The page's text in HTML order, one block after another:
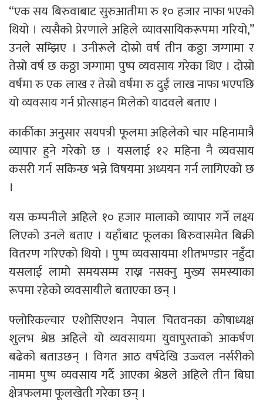
“एक सय बिरुवाबाट सुरुआतीमा रु १० हजार नाफा भएको
थियो । त्यसैको प्रेरणाले अहिले व्यावसायिकरूपमा गरियो,”
उनले सम्झिए । उनीरूले दोस्रो वर्ष तीन कठ्ठा जग्गामा र
तेस्रो वर्ष छ कठ्ठा जग्गामा पुष्प व्यवसाय गरेका थिए । दोस्रो
वर्षमा रु एक लाख र तेस्रो वर्षमा रु दुई लाख नाफा भएपछि
यो व्यवसाय गर्न प्रोत्साहन मिलेको यादवले बताए ।
कार्कीका अनुसार सयपत्री फूलमा अहिलेको चार महिनामात्रै
व्यापार हुने गरेको छ । यसलाई १२ महिना नै व्यवसाय
कसरी गर्न सकिन्छ भन्ने विषयमा अध्ययन गर्न लागिएको छ
।
यस कम्पनीले अहिले १० हजार मालाको व्यापार गर्ने लक्ष्य
लिएको उनले बताए । यहाँबाट फूलका बिरुवासमेत बिक्री
वितरण गरिएको थियो । पुष्प व्यवसायमा शीतभण्डार नहुँदा
यसलाई लामो समयसम्म राख्न नसक्नु मुख्य समस्याका
रूपमा रहेको व्यवसायीले बताएका छन् ।
फ्लोरिकल्चार एशोसिएशन नेपाल चितवनका कोषाध्यक्ष
शुलभ श्रेष्ठ अहिले यो व्यवसायमा युवापुस्ताको आकर्षण
बढेको बताउछन् । विगत आठ वर्षदेखि उज्ज्वल नर्सरीको
नाममा पुष्प व्यवसाय गर्दै आएका श्रेष्ठले अहिले तीन बिघा
क्षेत्रफलमा फूलखेती गरेका छन् ।